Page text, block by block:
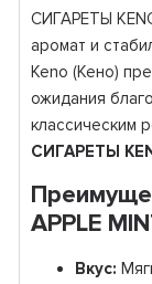
СИГАРЕТЫ
аромат и
Keno (Кено)
ожидания
классическим
СИГАРЕТЫ
APPLE
Вкус: